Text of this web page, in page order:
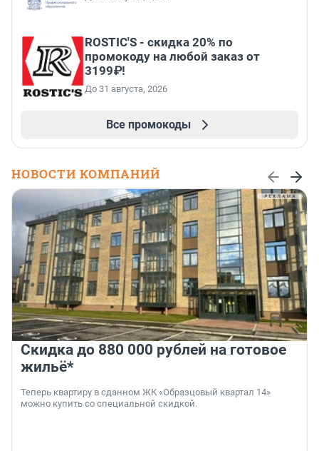
ROSTIC'S - скидка 20% по
промокоду на любой заказ от
3199₽!
До 31 августа, 2026
Все промокоды
НОВОСТИ КОМПАНИЙ
Скидка до 880 000 рублей на готовое
жильё*
Теперь квартиру в сданном ЖК «Образцовый квартал 14»
можно купить со специальной скидкой.